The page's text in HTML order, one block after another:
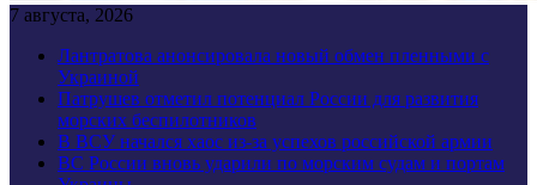
7 августа, 2026
Лантратова анонсировала новый обмен пленными с
Украиной
Патрушев отметил потенциал России для развития
морских беспилотников
В ВСУ начался хаос из-за успехов российской армии
ВС России вновь ударили по морским судам и портам